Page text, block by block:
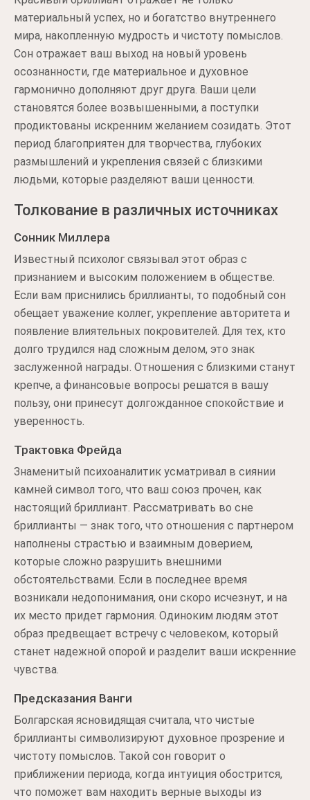
материальный успех, но и богатство внутреннего
мира, накопленную мудрость и чистоту помыслов.
Сон отражает ваш выход на новый уровень
осознанности, где материальное и духовное
гармонично дополняют друг друга. Ваши цели
становятся более возвышенными, а поступки
продиктованы искренним желанием созидать. Этот
период благоприятен для творчества, глубоких
размышлений и укрепления связей с близкими
людьми, которые разделяют ваши ценности.
Толкование в различных источниках
Сонник Миллера
Известный психолог связывал этот образ с
признанием и высоким положением в обществе.
Если вам приснились бриллианты, то подобный сон
обещает уважение коллег, укрепление авторитета и
появление влиятельных покровителей. Для тех, кто
долго трудился над сложным делом, это знак
заслуженной награды. Отношения с близкими станут
крепче, а финансовые вопросы решатся в вашу
пользу, они принесут долгожданное спокойствие и
уверенность.
Трактовка Фрейда
Знаменитый психоаналитик усматривал в сиянии
камней символ того, что ваш союз прочен, как
настоящий бриллиант. Рассматривать во сне
бриллианты — знак того, что отношения с партнером
наполнены страстью и взаимным доверием,
которые сложно разрушить внешними
обстоятельствами. Если в последнее время
возникали недопонимания, они скоро исчезнут, и на
их место придет гармония. Одиноким людям этот
образ предвещает встречу с человеком, который
станет надежной опорой и разделит ваши искренние
чувства.
Предсказания Ванги
Болгарская ясновидящая считала, что чистые
бриллианты символизируют духовное прозрение и
чистоту помыслов. Такой сон говорит о
приближении периода, когда интуиция обострится,
что поможет вам находить верные выходы из